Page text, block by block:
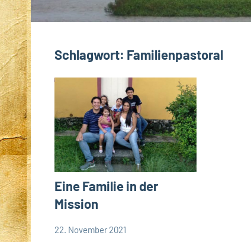
Schlagwort: Familienpastoral
Eine Familie in der
Mission
22. November 2021